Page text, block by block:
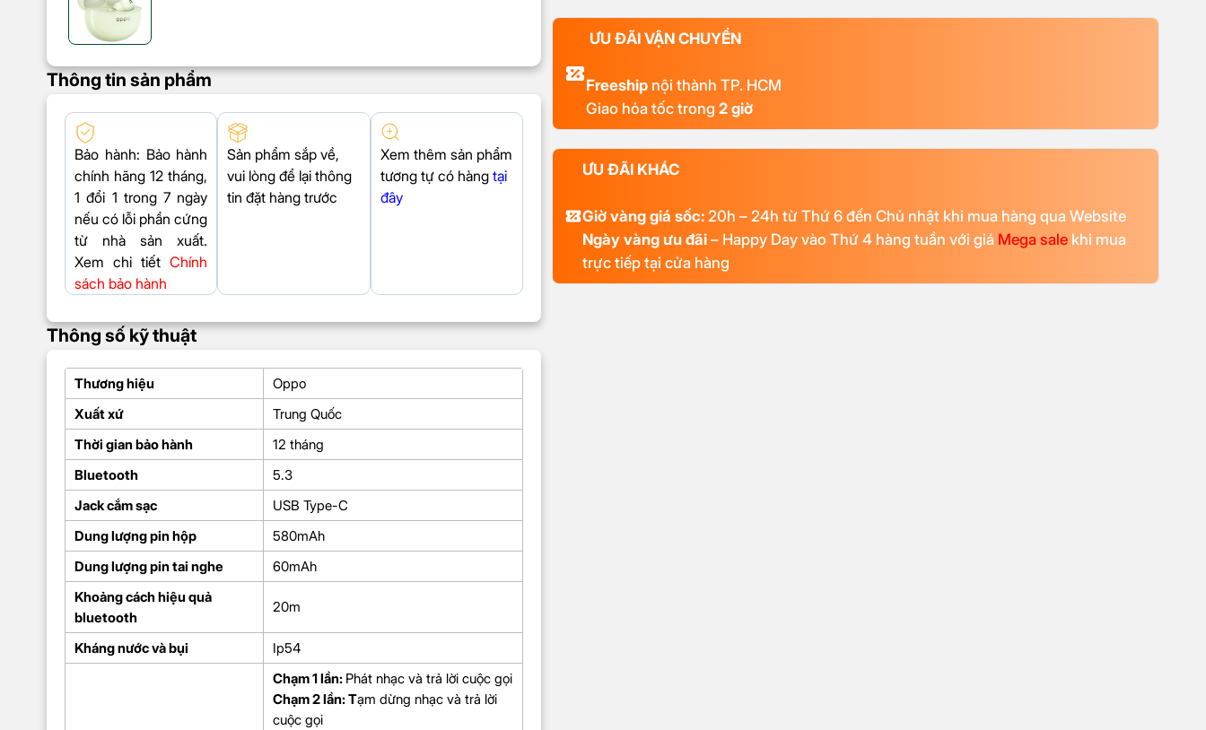
ƯU ĐÃI VẬN CHUYỂN
Freeship nội thành TP. HCM
Giao hỏa tốc trong2 giờ
ƯU ĐÃI KHÁC
Giờ vàng giá sốc:20h – 24h từ Thứ 6 đến Chủ nhật khi mua hàng qua Website
Ngày vàng ưu đãi– Happy Day vào Thứ 4 hàng tuần với giá Mega salekhi mua
trực tiếp tại cửa hàng
Thông tin sản phẩm
Bảo hành: Bảo hành
chính hãng 12 tháng,
1 đổi 1 trong 7 ngày
nếu có lỗi phần cứng
từ nhà sản xuất.
Xem chi tiếtChính
sách bảo hành
Sản phẩm sắp về,
vui lòng để lại thông
tin đặt hàng trước
Xem thêm sản phẩm
tương tự có hàng tại
đây
Thông số kỹ thuật
Thương hiệu
Oppo
Xuất xứ
Trung Quốc
Thời gian bảo hành
12 tháng
Bluetooth
5.3
Jack cắm sạc
USB Type-C
Dung lượng pin hộp
580mAh
Dung lượng pin tai nghe
60mAh
Khoảng cách hiệu quả
bluetooth
20m
Kháng nước và bụi Ip54
Chạm 1 lần: Phát nhạc và trả lời cuộc gọi
Chạm 2 lần: Tạm dừng nhạc và trả lời
cuộc gọi